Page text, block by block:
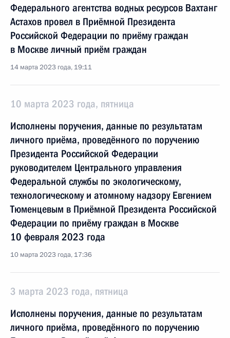
Федерального агентства водных ресурсов Вахтанг
Астахов провел в Приёмной Президента
Российской Федерации по приёму граждан
в Москве личный приём граждан
14 марта 2023 года, 19:11
10 марта 2023 года, пятница
Исполнены поручения, данные по результатам
личного приёма, проведённого по поручению
Президента Российской Федерации
руководителем Центрального управления
Федеральной службы по экологическому,
технологическому и атомному надзору Евгением
Тюменцевым в Приёмной Президента Российской
Федерации по приёму граждан в Москве
10 февраля 2023 года
10 марта 2023 года, 17:36
3 марта 2023 года, пятница
Исполнены поручения, данные по результатам
личного приёма, проведённого по поручению